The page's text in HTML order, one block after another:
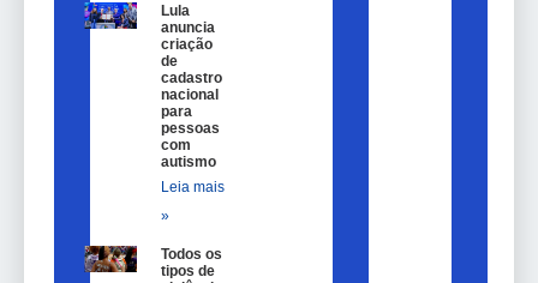
Lula
anuncia
criação
de
cadastro
nacional
para
pessoas
com
autismo
Leia mais
»
Todos os
tipos de